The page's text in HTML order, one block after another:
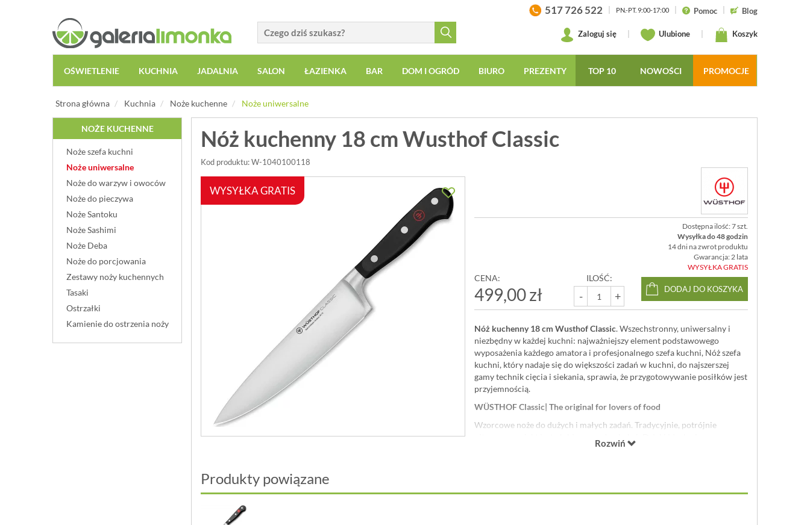
517 726 522 PN.-PT. 9:00-17:00 Pomoc Blog
Zaloguj się Ulubione Koszyk
OŚWIETLENIE KUCHNIA JADALNIA SALON ŁAZIENKA BAR DOM I OGRÓD BIURO PREZENTY TOP 10 NOWOŚCI PROMOCJE
Strona główna Kuchnia Noże kuchenne Noże uniwersalne
NOŻE KUCHENNE
Noże szefa kuchni
Noże uniwersalne
Noże do warzyw i owoców
Noże do pieczywa
Noże Santoku
Noże Sashimi
Noże Deba
Noże do porcjowania
Zestawy noży kuchennych
Tasaki
Ostrzałki
Kamienie do ostrzenia noży
Nóż kuchenny 18 cm Wusthof Classic
Kod produktu: W-1040100118
WYSYŁKA GRATIS
Dostępna ilość: 7 szt.
Wysyłka do 48 godzin
14 dni na zwrot produktu
Gwarancja: 2 lata
WYSYŁKA GRATIS
CENA:
499,00 zł
ILOŚĆ:
- +
DODAJ DO KOSZYKA
Nóż kuchenny 18 cm Wusthof Classic. Wszechstronny, uniwersalny i
niezbędny w każdej kuchni: najważniejszy element podstawowego
wyposażenia każdego amatora i profesjonalnego szefa kuchni, Nóż szefa
kuchni, który nadaje się do większości zadań w kuchni, do najszerszej
gamy technik cięcia i siekania, sprawia, że ​​przygotowywanie posiłków jest
przyjemnością.
WÜSTHOF Classic| The original for lovers of food
Wzorcowe noże do dużych i małych zadań. Tradycyjnie, potrójnie
równowadze, ta w pełni kuta linia noży działa precyzyjnie i łatwo. Dzięki
Rozwiń
Produkty powiązane